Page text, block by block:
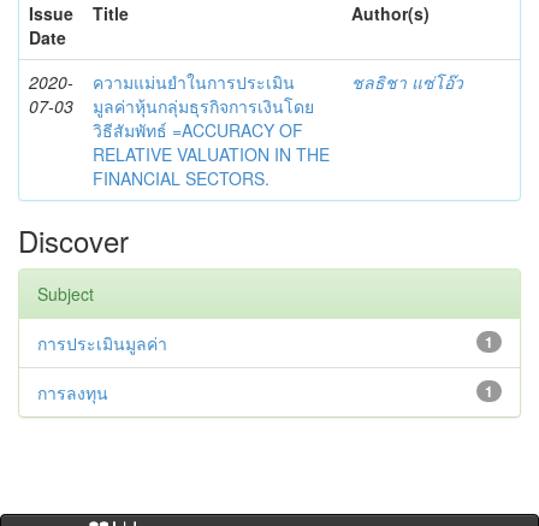
Issue
Date
Title Author(s)
2020-
07-03
ความแม่นยำในการประเมิน
มูลค่าหุ้นกลุ่มธุรกิจการเงินโดย
วิธีสัมพัทธ์ =ACCURACY OF
RELATIVE VALUATION IN THE
FINANCIAL SECTORS.
ชลธิชา แซ่โอ๊ว
Discover
Subject
1
การประเมินมูลค่า
1
การลงทุน